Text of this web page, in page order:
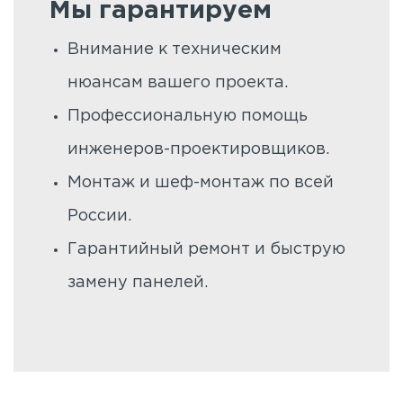
Мы гарантируем
Внимание к техническим
нюансам вашего проекта.
Профессиональную помощь
инженеров-проектировщиков.
Монтаж и шеф-монтаж по всей
России.
Гарантийный ремонт и быструю
замену панелей.